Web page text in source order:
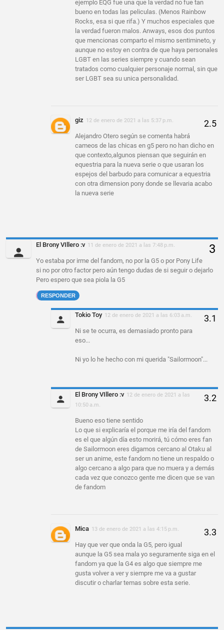
ejemplo EQG fue una que la verdad no fue tan
bueno en todas las peliculas. (Menos Rainbow
Rocks, esa si que rifa.) Y muchos especiales que
la verdad fueron malos. Anways, esos dos puntos
que mencionas comparto el mismo sentimineto, y
aunque no estoy en contra de que haya personales
LGBT en las series siempre y cuando sean
tratados como cualquier personaje normal, sin que
ser LGBT sea su unica personalidad.
giz 12 de enero de 2021 a las 5:37 p.m.
Alejandro Otero según se comenta habrá
cameos de las chicas en g5 pero no han dicho en
que contexto,algunos piensan que seguirán en
equestria para la nueva serie o que usaran los
espejos del barbudo para comunicar a equestria
con otra dimension pony donde se llevaria acabo
la nueva serie
El Brony VIllero :v 11 de enero de 2021 a las 7:48 p.m.
Yo estaba por irme del fandom, no por la G5 o por Pony Life
si no por otro factor pero aún tengo dudas de si seguir o dejarlo
Pero espero que sea piola la G5
RESPONDER
Tokio Toy 12 de enero de 2021 a las 6:03 a.m.
Ni se te ocurra, es demasiado pronto para
eso...
Ni yo lo he hecho con mi querida "Sailormoon"...
El Brony VIllero :v 12 de enero de 2021 a las
10:50 a.m.
Bueno eso tiene sentido
Lo que si explicaría el porque me iría del fandom
es el que algún día esto morirá, tú cómo eres fan
de Sailormoon eres digamos cercano al Otaku al
ser un anime, este fandom no tiene un respaldo o
algo cercano a algo para que no muera y a demás
cada vez que conozco gente me dicen que se van
de fandom
Mica 13 de enero de 2021 a las 4:15 p.m.
Hay que ver que onda la G5, pero igual
aunque la G5 sea mala yo seguramente siga en el
fandom ya que la G4 es algo que siempre me
gusta volver a ver y siempre me va a gustar
discutir o charlar temas sobre esta serie.